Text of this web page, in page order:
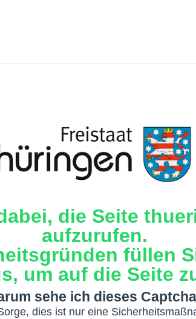
die Seite
aufzurufen.
füllen
um auf die Seite
sehe ich dieses
dies ist nur eine